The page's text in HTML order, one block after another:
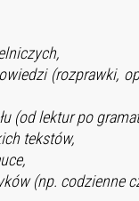
(rozprawki,
(od lektur po
tekstów,
(np. codzienne